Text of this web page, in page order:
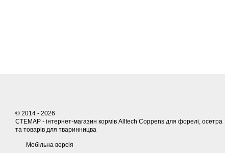
© 2014 - 2026
СТЕМАР - інтернет-магазин кормів Alltech Coppens для форелі, осетра
та товарів для тваринницва
Мобільна версія